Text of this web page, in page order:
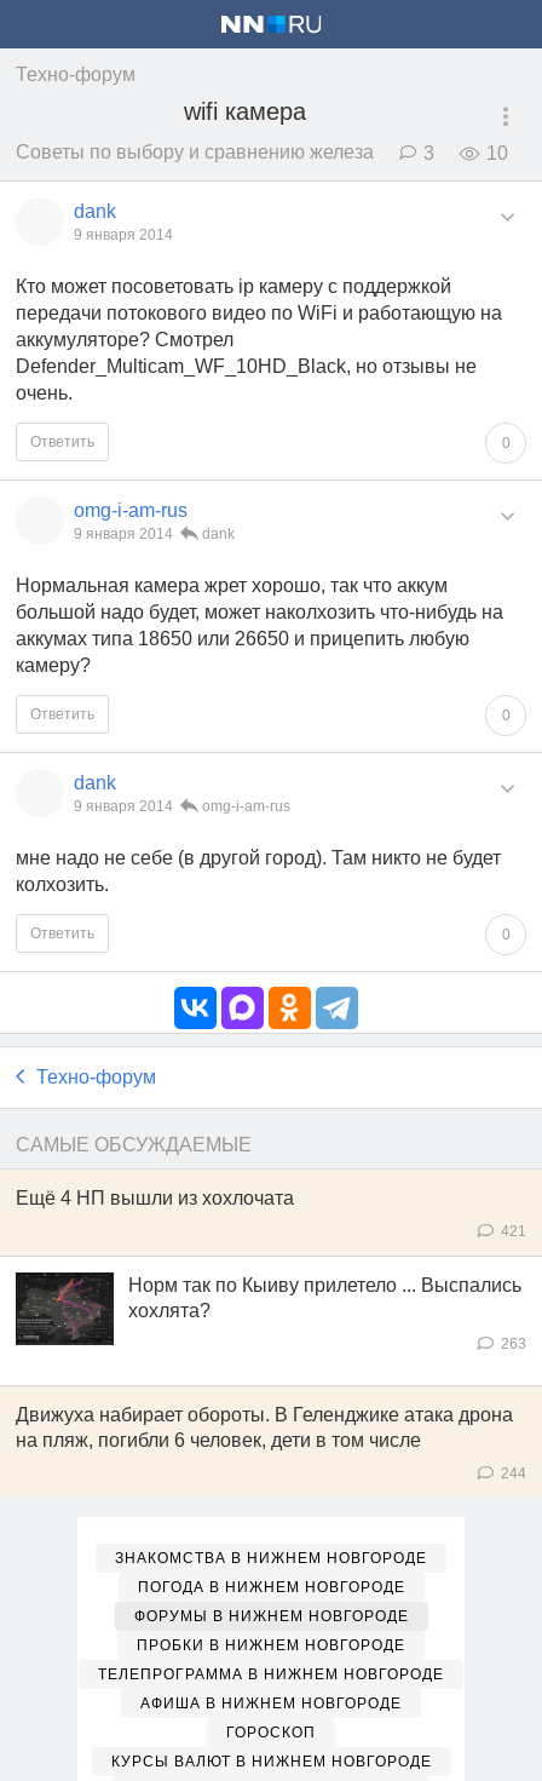
Техно-форум
wifi камера
Советы по выбору и сравнению железа 3 10
dank
9 января 2014
Кто может посоветовать ip камеру с поддержкой
передачи потокового видео по WiFi и работающую на
аккумуляторе? Смотрел
Defender_Multicam_WF_10HD_Black, но отзывы не
очень.
0
Ответить
omg-i-am-rus
9 января 2014 dank
Нормальная камера жрет хорошо, так что аккум
большой надо будет, может наколхозить что-нибудь на
аккумах типа 18650 или 26650 и прицепить любую
камеру?
0
Ответить
dank
9 января 2014 omg-i-am-rus
мне надо не себе (в другой город). Там никто не будет
колхозить.
0
Ответить
Техно-форум
САМЫЕ ОБСУЖДАЕМЫЕ
Ещё 4 НП вышли из хохлочата
421
Норм так по Кыиву прилетело ... Выспались
хохлята?
263
Движуха набирает обороты. В Геленджике атака дрона
на пляж, погибли 6 человек, дети в том числе
244
ЗНАКОМСТВА В НИЖНЕМ НОВГОРОДЕ
ПОГОДА В НИЖНЕМ НОВГОРОДЕ
ФОРУМЫ В НИЖНЕМ НОВГОРОДЕ
ПРОБКИ В НИЖНЕМ НОВГОРОДЕ
ТЕЛЕПРОГРАММА В НИЖНЕМ НОВГОРОДЕ
АФИША В НИЖНЕМ НОВГОРОДЕ
ГОРОСКОП
КУРСЫ ВАЛЮТ В НИЖНЕМ НОВГОРОДЕ